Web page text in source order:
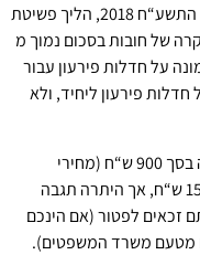
בהתאם לחוק חדלות פירעון ושיקום כלכלי התשע“ח 2018, הליך פשיטת
של חובות בסכום נמוך מ
2024) או מול הממונה על חדלות פירעון עבור
פירעון ליחיד, ולא
לצורך הגשת הבקשה, יש לשלם את האגרה בסך 900 ש“ח (מחירי
2024). שימו לב כי האגרה המלאה היא 1523 ש“ח, אך היתרה תגבה
זכאים לפטור (אם הינכם
מטעם משרד המשפטים).